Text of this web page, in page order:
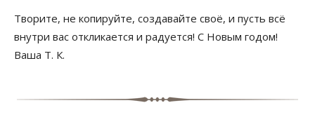
Творите, не копируйте, создавайте своё, и пусть всё
внутри вас откликается и радуется! С Новым годом!
Ваша Т. К.